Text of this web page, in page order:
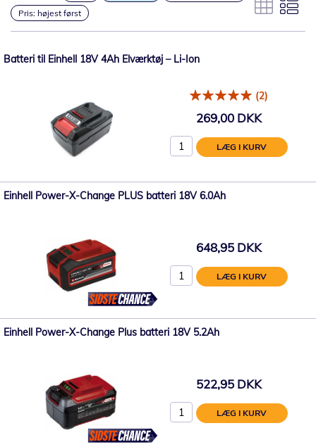
Pris: højest først
Batteri til Einhell 18V 4Ah Elværktøj – Li-Ion
(2)
269,00 DKK
LÆG I KURV
Einhell Power-X-Change PLUS batteri 18V 6.0Ah
648,95 DKK
LÆG I KURV
Einhell Power-X-Change Plus batteri 18V 5.2Ah
522,95 DKK
LÆG I KURV